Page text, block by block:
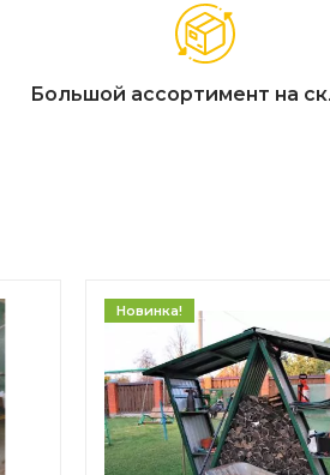
Большой ассортимент на
Новинка!